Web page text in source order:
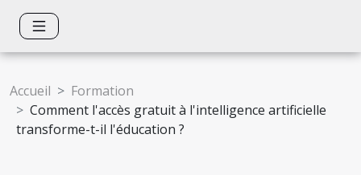
Accueil
Formation
Comment l'accès gratuit à l'intelligence artificielle
transforme-t-il l'éducation ?